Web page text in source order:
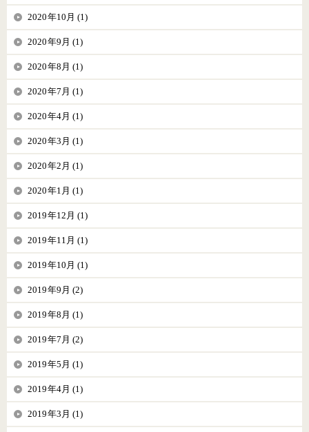
2020年10月 (1)
2020年9月 (1)
2020年8月 (1)
2020年7月 (1)
2020年4月 (1)
2020年3月 (1)
2020年2月 (1)
2020年1月 (1)
2019年12月 (1)
2019年11月 (1)
2019年10月 (1)
2019年9月 (2)
2019年8月 (1)
2019年7月 (2)
2019年5月 (1)
2019年4月 (1)
2019年3月 (1)